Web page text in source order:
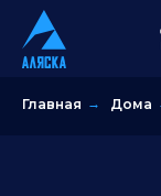
Главная → Дома